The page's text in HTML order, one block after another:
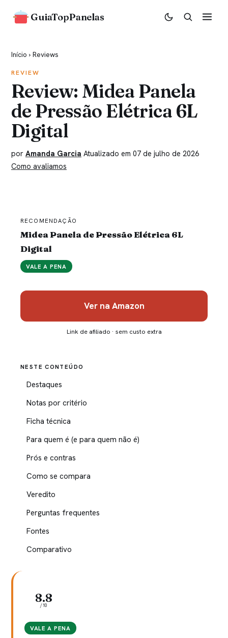
GuiaTopPanelas
Início › Reviews
REVIEW
Review: Midea Panela
de Pressão Elétrica 6L
Digital
por Amanda Garcia Atualizado em 07 de julho de 2026
Como avaliamos
8.8
/10
VALE A PENA
RECOMENDAÇÃO
Midea Panela de Pressão Elétrica 6L
Digital
VALE A PENA
Ver na Amazon
Link de afiliado · sem custo extra
NESTE CONTEÚDO
Destaques
Notas por critério
Ficha técnica
Para quem é (e para quem não é)
Prós e contras
Como se compara
Veredito
Perguntas frequentes
Fontes
Comparativo